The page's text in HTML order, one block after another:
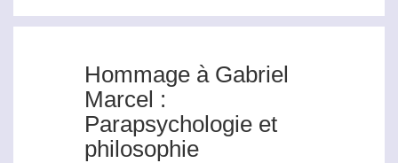
Hommage à Gabriel
Marcel :
Parapsychologie et
philosophie